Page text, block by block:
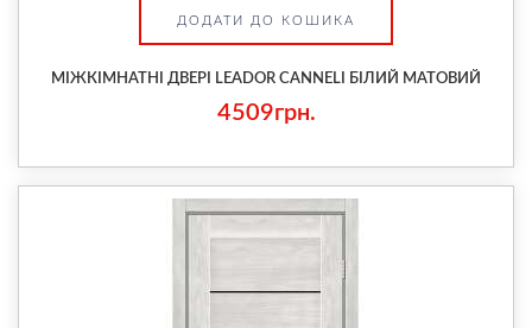
ДОДАТИ ДО КОШИКА
МІЖКІМНАТНІ ДВЕРІ LEADOR CANNELI БІЛИЙ МАТОВИЙ
4509грн.